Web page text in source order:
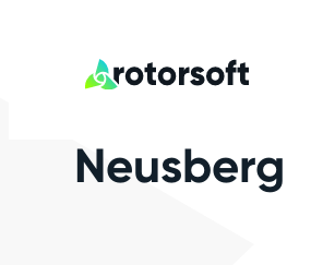
Neusberg